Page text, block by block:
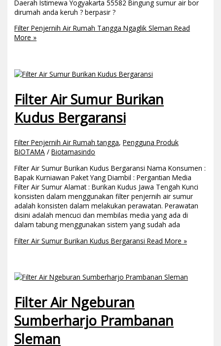
Daerah Istimewa Yogyakarta 55582 Bingung sumur air bor
dirumah anda keruh ? berpasir ?
Filter Penjernih Air Rumah Tangga Ngaglik Sleman Read
More »
Filter Air Sumur Burikan
Kudus Bergaransi
Filter Penjernih Air Rumah tangga,Pengguna Produk
BIOTAMA /Biotamasindo
Filter Air Sumur Burikan Kudus Bergaransi Nama Konsumen :
Bapak Kurniawan Paket Yang Diambil : Pergantian Media
Filter Air Sumur Alamat : Burikan Kudus Jawa Tengah Kunci
konsisten dalam menggunakan filter penjernih air sumur
adalah konsisten dalam melakukan perawatan. Perawatan
disini adalah mencuci dan membilas media yang ada di
dalam tabung menggunakan sistem yang sudah ada
Filter Air Sumur Burikan Kudus Bergaransi Read More »
Filter Air Ngeburan
Sumberharjo Prambanan
Sleman